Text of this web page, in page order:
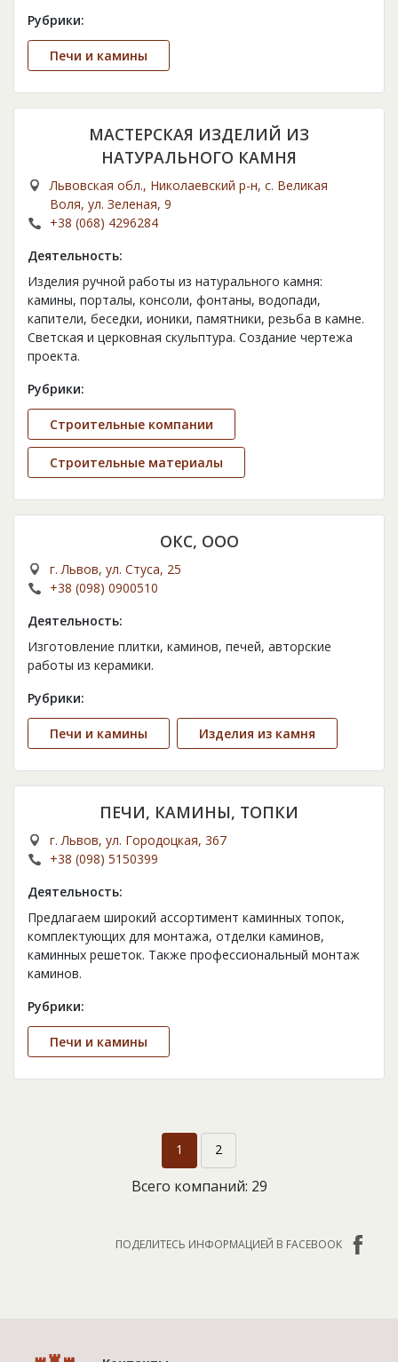
Рубрики:
Печи и камины
МАСТЕРСКАЯ ИЗДЕЛИЙ ИЗ
НАТУРАЛЬНОГО КАМНЯ
Львовская обл., Николаевский р-н, с. Великая
Воля, ул. Зеленая, 9
+38 (068) 4296284
Деятельность:
Изделия ручной работы из натурального камня:
камины, порталы, консоли, фонтаны, водопади,
капители, беседки, ионики, памятники, резьба в камне.
Светская и церковная скульптура. Создание чертежа
проекта.
Рубрики:
Строительные компании
Строительные материалы
ОКС, ООО
г. Львов, ул. Стуса, 25
+38 (098) 0900510
Деятельность:
Изготовление плитки, каминов, печей, авторские
работы из керамики.
Рубрики:
Печи и камины Изделия из камня
ПЕЧИ, КАМИНЫ, ТОПКИ
г. Львов, ул. Городоцкая, 367
+38 (098) 5150399
Деятельность:
Предлагаем широкий ассортимент каминных топок,
комплектующих для монтажа, отделки каминов,
каминных решеток. Также профессиональный монтаж
каминов.
Рубрики:
Печи и камины
1 2
Всего компаний: 29
ПОДЕЛИТЕСЬ ИНФОРМАЦИЕЙ В FACEBOOK